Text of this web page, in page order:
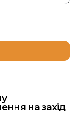
на захід